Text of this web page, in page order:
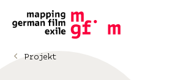
Projekt